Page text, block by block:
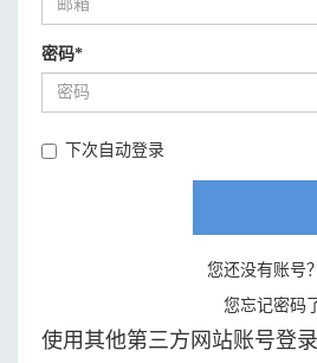
密码*
下次自动登录
您还没有账号
您忘记密码
使用其他第三方网站账号登录